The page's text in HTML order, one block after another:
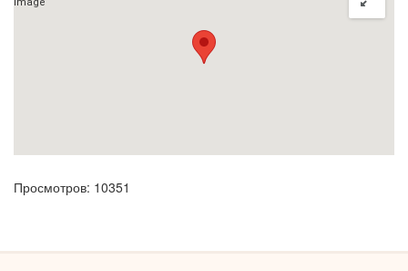
Просмотров: 10351